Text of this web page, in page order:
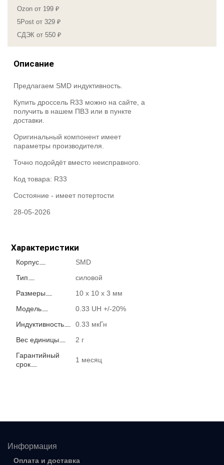
Ozon от 199 ₽
5Post от 329 ₽
СДЭК от 550 ₽
Описание
Предлагаем SMD индуктивность.
Купить дроссель R33 можно на сайте, а
получить в нашем ПВЗ или в пункте
доставки.
Оригинальный компонент имеет
параметры производителя.
Точно подойдёт вместо неисправного.
Код товара: R33
Состояние - имеет потертости
28-05-2026
Характеристики
Корпус
SMD
Тип
силовой
Размеры
10 x 10 x 3 мм
Модель
0.33 UH +/-20%
Индуктивность
0.33 мкГн
Вес единицы
2 г
Гарантийный
срок
1 месяц
Информация
Оплата и доставка